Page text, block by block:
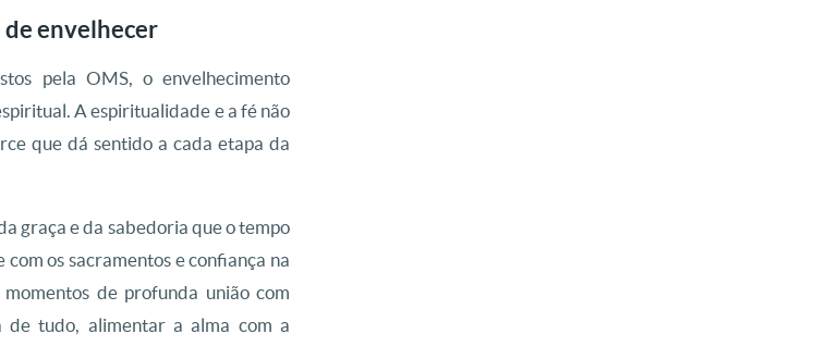
envelhecer
pela OMS, o envelhecimento
A espiritualidade e a fé não
que dá sentido a cada etapa da
graça e da sabedoria que o tempo
os sacramentos e confiança na
de profunda união com
de tudo, alimentar a alma com a